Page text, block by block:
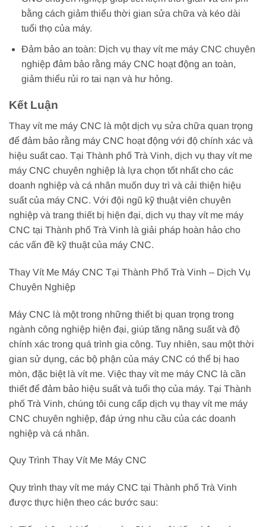
bằng cách giảm thiểu thời gian sửa chữa và kéo dài
tuổi thọ của máy.
Đảm bảo an toàn: Dịch vụ thay vít me máy CNC chuyên
nghiệp đảm bảo rằng máy CNC hoạt động an toàn,
giảm thiểu rủi ro tai nạn và hư hỏng.
Kết Luận
Thay vít me máy CNC là một dịch vụ sửa chữa quan trọng
để đảm bảo rằng máy CNC hoạt động với độ chính xác và
hiệu suất cao. Tại Thành phố Trà Vinh, dịch vụ thay vít me
máy CNC chuyên nghiệp là lựa chọn tốt nhất cho các
doanh nghiệp và cá nhân muốn duy trì và cải thiện hiệu
suất của máy CNC. Với đội ngũ kỹ thuật viên chuyên
nghiệp và trang thiết bị hiện đại, dịch vụ thay vít me máy
CNC tại Thành phố Trà Vinh là giải pháp hoàn hảo cho
các vấn đề kỹ thuật của máy CNC.
Thay Vít Me Máy CNC Tại Thành Phố Trà Vinh – Dịch Vụ
Chuyên Nghiệp
Máy CNC là một trong những thiết bị quan trọng trong
ngành công nghiệp hiện đại, giúp tăng năng suất và độ
chính xác trong quá trình gia công. Tuy nhiên, sau một thời
gian sử dụng, các bộ phận của máy CNC có thể bị hao
mòn, đặc biệt là vít me. Việc thay vít me máy CNC là cần
thiết để đảm bảo hiệu suất và tuổi thọ của máy. Tại Thành
phố Trà Vinh, chúng tôi cung cấp dịch vụ thay vít me máy
CNC chuyên nghiệp, đáp ứng nhu cầu của các doanh
nghiệp và cá nhân.
Quy Trình Thay Vít Me Máy CNC
Quy trình thay vít me máy CNC tại Thành phố Trà Vinh
được thực hiện theo các bước sau: